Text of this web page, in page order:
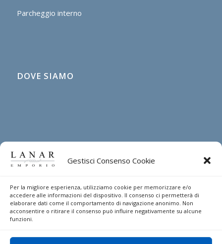
Gestisci Consenso Cookie
Per la migliore esperienza, utilizziamo cookie per memorizzare e/o
accedere alle informazioni del dispositivo. Il consenso ci permetterà di
elaborare dati come il comportamento di navigazione anonimo. Non
acconsentire o ritirare il consenso può influire negativamente su alcune
funzioni.
Parcheggio interno
DOVE SIAMO
DIRITTO DI RECESSO
Indicazioni per esercitare il diritto di recesso